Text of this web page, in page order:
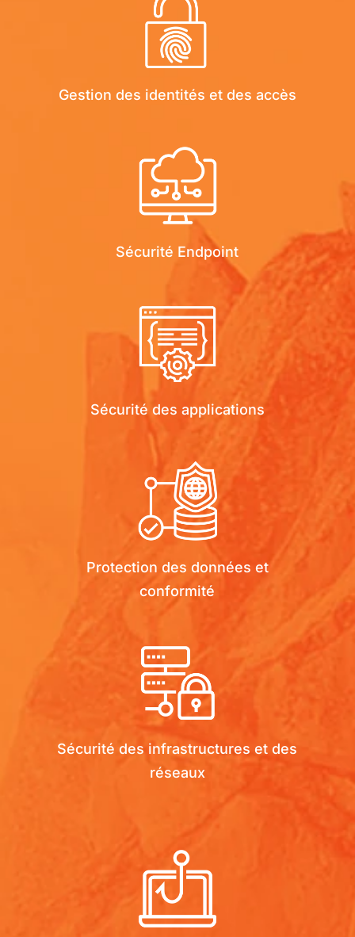
Gestion des identités et des accès
Sécurité Endpoint
Sécurité des applications
Protection des données et
conformité
Sécurité des infrastructures et des
réseaux